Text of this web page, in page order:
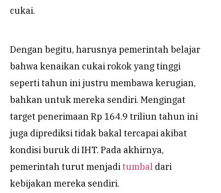
cukai.
Dengan begitu, harusnya pemerintah belajar
bahwa kenaikan cukai rokok yang tinggi
seperti tahun ini justru membawa kerugian,
bahkan untuk mereka sendiri. Mengingat
target penerimaan Rp 164.9 triliun tahun ini
juga diprediksi tidak bakal tercapai akibat
kondisi buruk di IHT. Pada akhirnya,
pemerintah turut menjaditumbal dari
kebijakan mereka sendiri.